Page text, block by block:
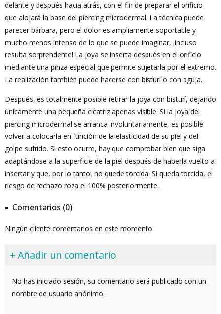
delante y después hacia atrás, con el fin de preparar el orificio
que alojará la base del piercing microdermal. La técnica puede
parecer bárbara, pero el dolor es ampliamente soportable y
mucho menos intenso de lo que se puede imaginar, ¡incluso
resulta sorprendente! La joya se inserta después en el orificio
mediante una pinza especial que permite sujetarla por el extremo.
La realización también puede hacerse con bisturí o con aguja.
Después, es totalmente posible retirar la joya con bisturí, dejando
únicamente una pequeña cicatriz apenas visible. Si la joya del
piercing microdermal se arranca involuntariamente, es posible
volver a colocarla en función de la elasticidad de su piel y del
golpe sufrido. Si esto ocurre, hay que comprobar bien que siga
adaptándose a la superficie de la piel después de haberla vuelto a
insertar y que, por lo tanto, no quede torcida. Si queda torcida, el
riesgo de rechazo roza el 100% posteriormente.
Comentarios (0)
Ningún cliente comentarios en este momento.
+ Añadir un comentario
No has iniciado sesión, su comentario será publicado con un
nombre de usuario anónimo.